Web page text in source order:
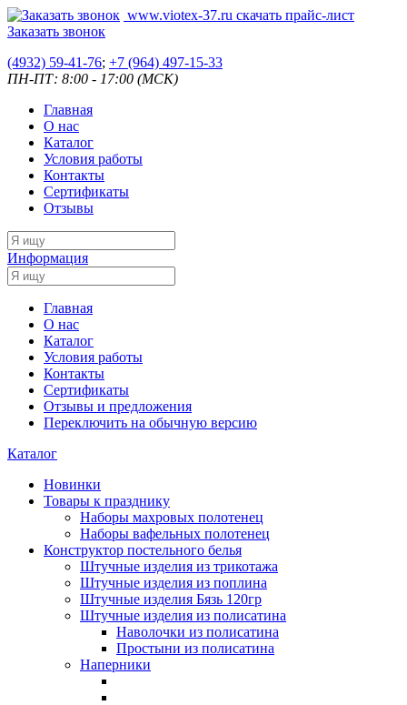
www.viotex-37.ru скачать прайс-лист
Заказать звонок
(4932) 59-41-76; +7 (964) 497-15-33
ПН-ПТ: 8:00 - 17:00 (МСК)
Главная
О нас
Каталог
Условия работы
Контакты
Сертификаты
Отзывы
Информация
Главная
О нас
Каталог
Условия работы
Контакты
Сертификаты
Отзывы и предложения
Переключить на обычную версию
Каталог
Новинки
Товары к празднику
Наборы махровых полотенец
Наборы вафельных полотенец
Конструктор постельного белья
Штучные изделия из трикотажа
Штучные изделия из поплина
Штучные изделия Бязь 120гр
Штучные изделия из полисатина
Наволочки из полисатина
Простыни из полисатина
Наперники